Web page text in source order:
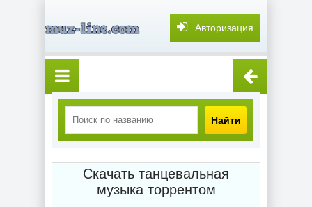
Авторизация
Найти
Скачать танцевальная
музыка торрентом